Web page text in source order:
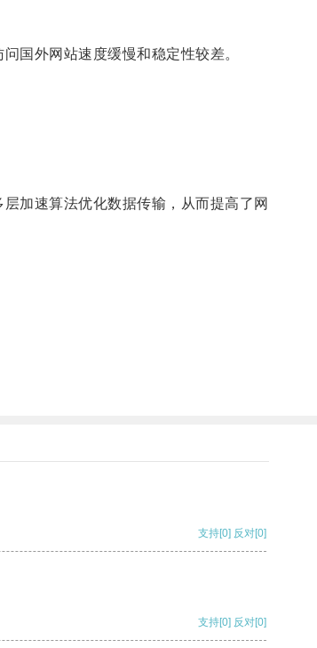
国外网站速度缓慢和稳定性较差。
加速算法优化数据传输，从而提高了网
支持[0] 反对[0]
支持[0] 反对[0]